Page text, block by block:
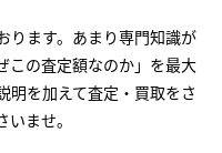
ります。あまり専門知識が
この査定額なのか」を最大
明を加えて査定・買取をさ
ませ。